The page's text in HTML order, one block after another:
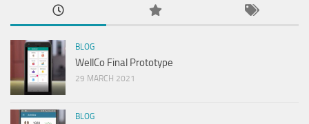
BLOG
WellCo Final Prototype
29 MARCH 2021
BLOG